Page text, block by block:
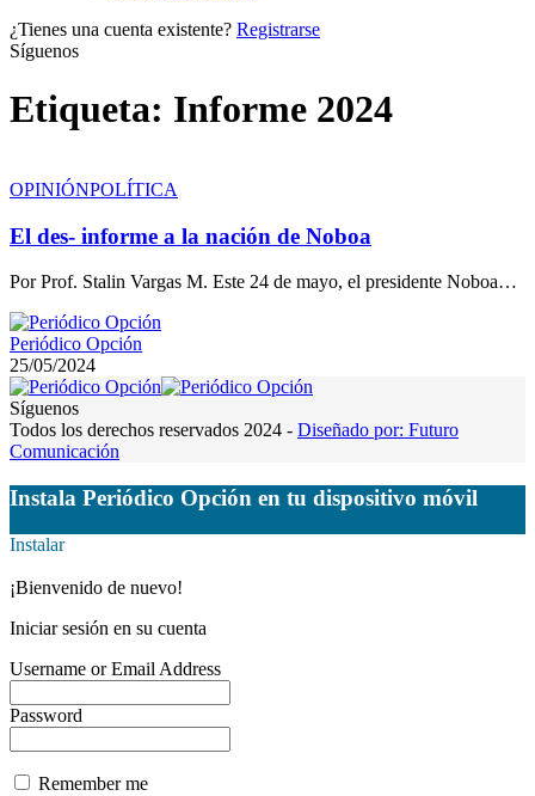
¿Tienes una cuenta existente? Registrarse
Síguenos
Etiqueta: Informe 2024
OPINIÓNPOLÍTICA
El des- informe a la nación de Noboa
Por Prof. Stalin Vargas M. Este 24 de mayo, el presidente Noboa…
Periódico Opción
25/05/2024
Síguenos
Todos los derechos reservados 2024 - Diseñado por: Futuro
Comunicación
Instala Periódico Opción en tu dispositivo móvil
Instalar
¡Bienvenido de nuevo!
Iniciar sesión en su cuenta
Username or Email Address
Password
Remember me